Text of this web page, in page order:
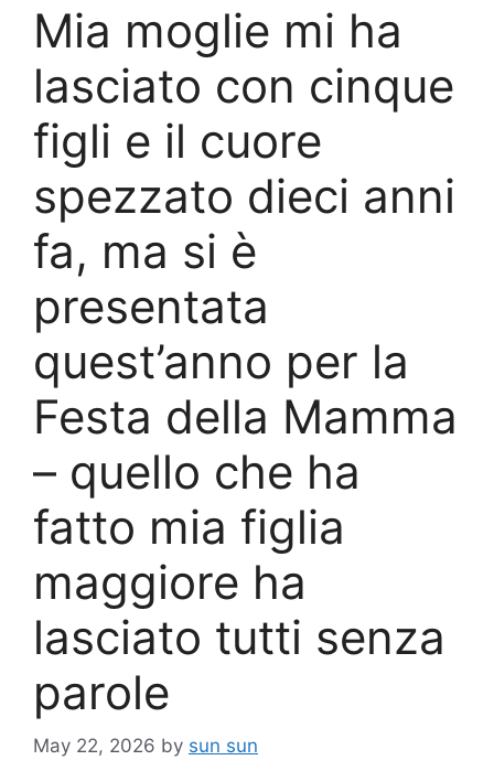
Mia moglie mi ha
lasciato con cinque
figli e il cuore
spezzato dieci anni
fa, ma si è
presentata
quest’anno per la
Festa della Mamma
– quello che ha
fatto mia figlia
maggiore ha
lasciato tutti senza
parole
May 22, 2026 by sun sun